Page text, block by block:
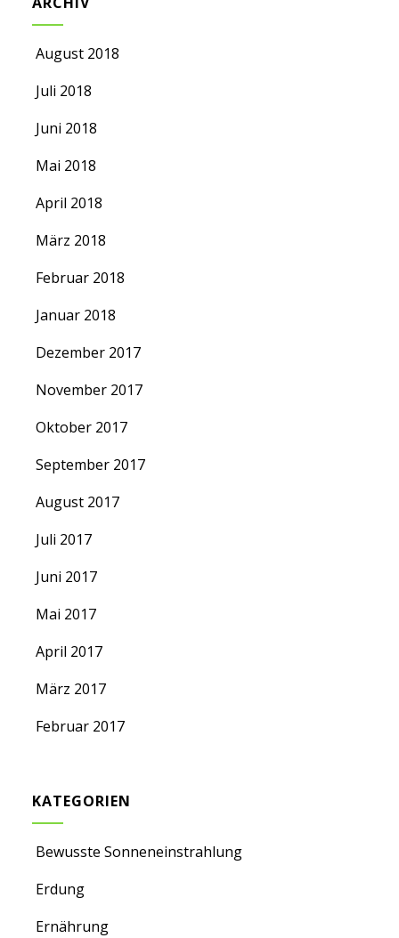
August 2018
Juli 2018
Juni 2018
Mai 2018
April 2018
März 2018
Februar 2018
Januar 2018
Dezember 2017
November 2017
Oktober 2017
September 2017
August 2017
Juli 2017
Juni 2017
Mai 2017
April 2017
März 2017
Februar 2017
KATEGORIEN
Bewusste Sonneneinstrahlung
Erdung
Ernährung